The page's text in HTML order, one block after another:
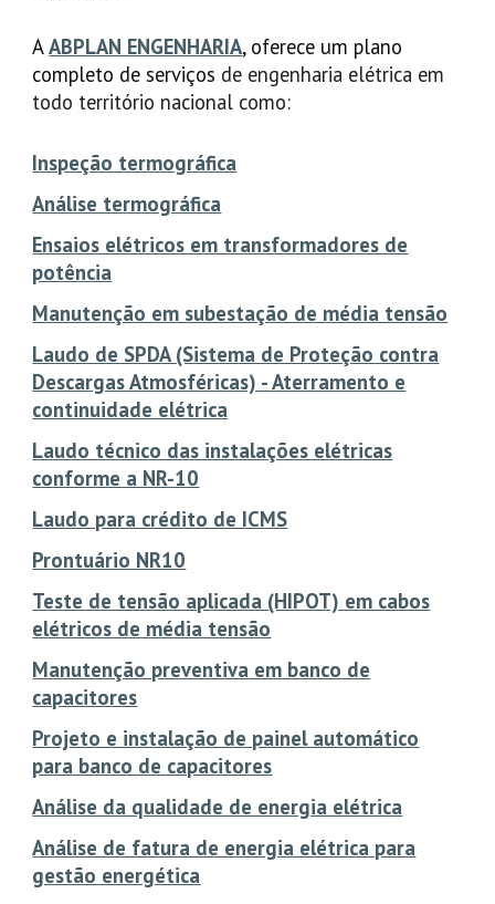
AABPLAN ENGENHARIA, oferece um plano
completo de serviços de engenharia elétrica em
todo território nacional como:
Inspeção termográfica
Análise termográfica
Ensaios elétricos em transformadores de
potência
Manutenção em subestação de média tensão
Laudo de SPDA (Sistema de Proteção contra
Descargas Atmosféricas) - Aterramento e
continuidade elétrica
Laudo técnico das instalações elétricas
conforme a NR-10
Laudo para crédito de ICMS
Prontuário NR10
Teste de tensão aplicada (HIPOT) em cabos
elétricos de média tensão
Manutenção preventiva em banco de
capacitores
Projeto e instalação de painel automático
para banco de capacitores
Análise da qualidade de energia elétrica
Análise de fatura de energia elétrica para
gestão energética